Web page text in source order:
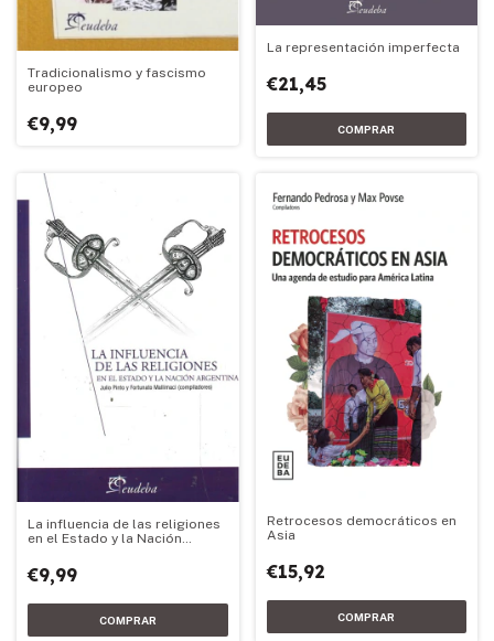
Tradicionalismo y fascismo
europeo
€9,99
La representación imperfecta
€21,45
La influencia de las religiones
en el Estado y la Nación
€9,99
Retrocesos democráticos en
Asia
€15,92